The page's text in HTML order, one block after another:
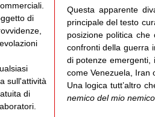
Questa apparente
principale del testo
posizione politica
confronti della guerra
di potenze emergenti,
come Venezuela, Iran
Una logica tutt’altro
nemico del mio
di
sull'attività
di